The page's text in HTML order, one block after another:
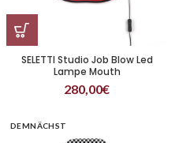
SELETTI Studio Job Blow Led
Lampe Mouth
280,00€
DEMNÄCHST